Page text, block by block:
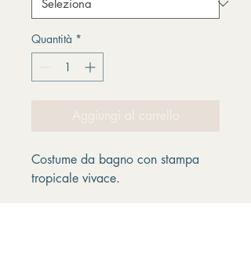
Quantità *
Costume da bagno con stampa
tropicale vivace.